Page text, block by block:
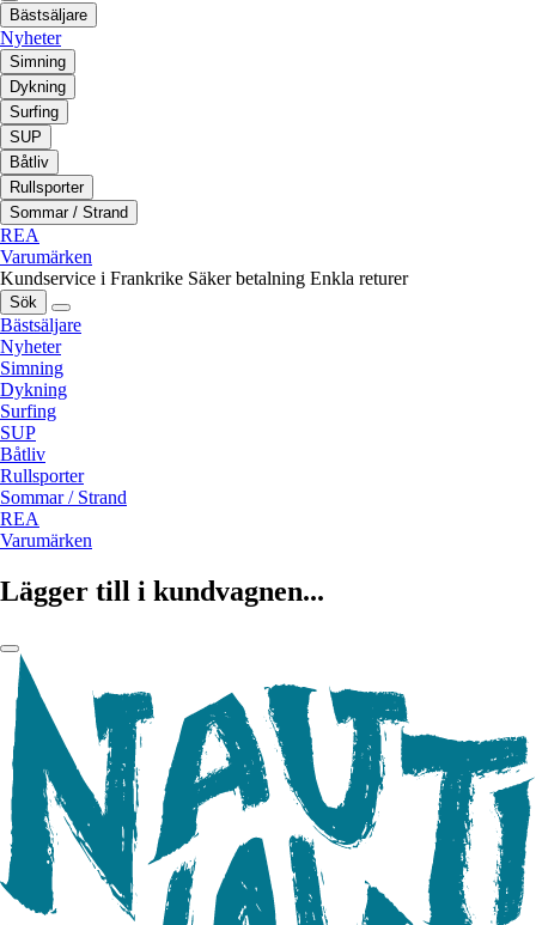
Bästsäljare
Nyheter
Simning
Dykning
Surfing
SUP
Båtliv
Rullsporter
Sommar / Strand
REA
Varumärken
Kundservice i Frankrike Säker betalning Enkla returer
Sök
Bästsäljare
Nyheter
Simning
Dykning
Surfing
SUP
Båtliv
Rullsporter
Sommar / Strand
REA
Varumärken
Lägger till i kundvagnen...